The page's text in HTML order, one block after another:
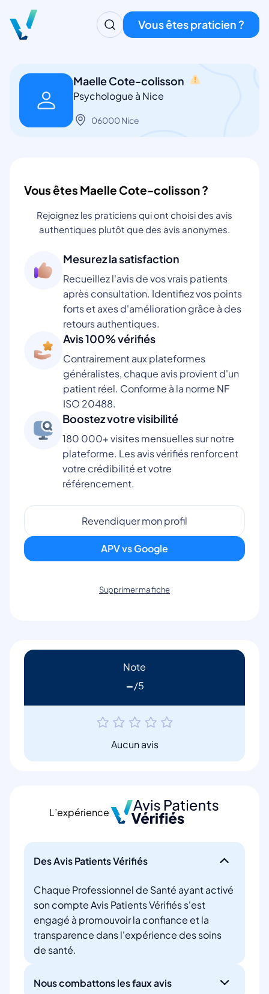
Vous êtes praticien ?
Maelle Cote-colisson
Psychologue à Nice
06000 Nice
Vous êtes Maelle Cote-colisson ?
Rejoignez les praticiens qui ont choisi des avis
authentiques plutôt que des avis anonymes.
Mesurez la satisfaction
Recueillez l'avis de vos vrais patients
après consultation. Identifiez vos points
forts et axes d'amélioration grâce à des
retours authentiques.
Avis 100% vérifiés
Contrairement aux plateformes
généralistes, chaque avis provient d'un
patient réel. Conforme à la norme NF
ISO 20488.
Boostez votre visibilité
180 000+ visites mensuelles sur notre
plateforme. Les avis vérifiés renforcent
votre crédibilité et votre
référencement.
Revendiquer mon profil
APV vs Google
Supprimer ma fiche
Note
-
Aucun avis
L’expérience
Des Avis Patients Vérifiés
Chaque Professionnel de Santé ayant activé
son compte Avis Patients Vérifiés s'est
engagé à promouvoir la confiance et la
transparence dans l'expérience des soins
de santé.
Nous combattons les faux avis